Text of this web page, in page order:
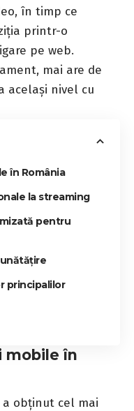
în timp ce
printr-o
pe web.
mai are de
același nivel cu
în România
la streaming
pentru
principalilor
mobile în
a obținut cel mai